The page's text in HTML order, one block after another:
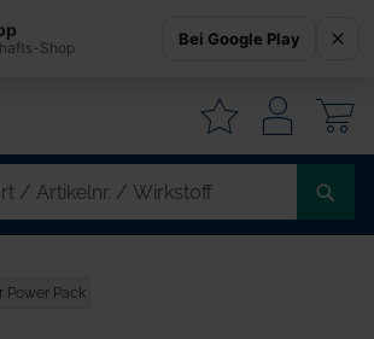
Power Pack
Shop Bei Google Play